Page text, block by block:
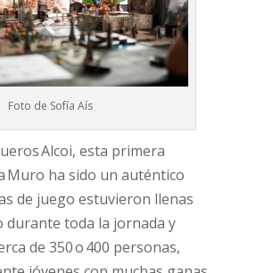
Foto de Sofía Aís
Alcoi, esta primera
Muro ha sido un auténtico
de juego estuvieron llenas
durante toda la jornada y
de 350 o 400 personas,